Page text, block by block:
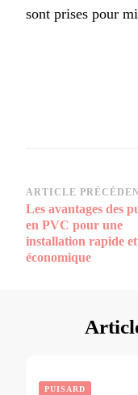
sont prises pour
Navigation
d’article
ARTICLE
Les avantages des
en PVC pour une
installation rapide et
économique
PUISARD